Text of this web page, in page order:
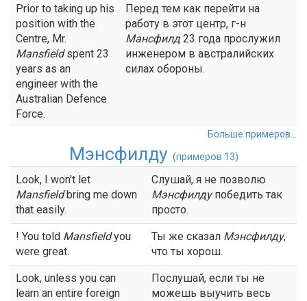
Prior to taking up his
position with the
Centre, Mr.
Mansfieldspent 23
years as an
engineer with the
Australian Defence
Force.
Перед тем как перейти на
работу в этот центр, г-н
Мансфилд 23 года прослужил
инженером в австралийских
силах обороны.
Больше примеров...
Мэнсфилду (примеров 13)
Look, I won't let
Mansfieldbring me down
that easily.
Слушай, я не позволю
Мэнсфилдупобедить так
просто.
! You told Mansfieldyou
were great.
Ты же сказал Мэнсфилду,
что ты хорош.
Look, unless you can
learn an entire foreign
Послушай, если ты не
можешь выучить весь